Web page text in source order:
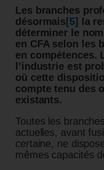
Les branches
désormais [5]
la
déterminer le
en CFA selon les
en compétences.
l’industrie est
où cette
compte tenu des
existants.
Toutes les
actuelles, avant
certaine, ne
mêmes capacités